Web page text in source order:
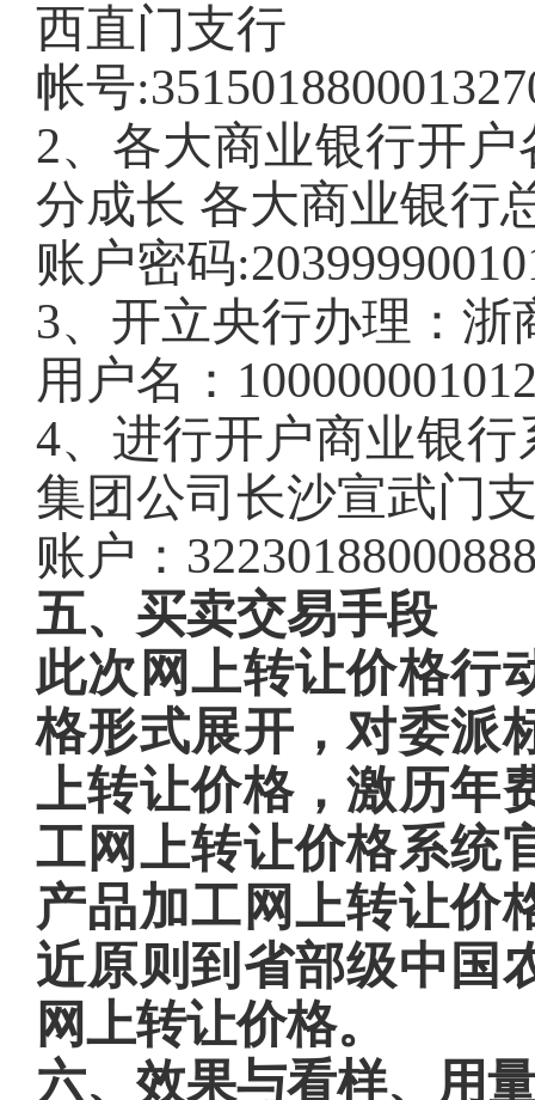
西直门支行
帐号
2、各大商业银行开
分成长 各大商业银行
账户密码
3、开立央行办理：
用户名：
4、进行开户商业银
集团公司长沙宣武门
账户：
五、买卖交易手段
此次网上转让价格行
格形式展开，对委派
上转让价格，激历年
工网上转让价格系统
产品加工网上转让价
近原则到省部级中国
网上转让价格。
六、效果与看样、用